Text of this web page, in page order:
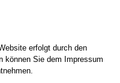
erfolgt durch den
können Sie dem Impressum